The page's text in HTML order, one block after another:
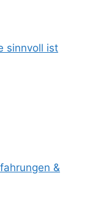
sinnvoll ist
&